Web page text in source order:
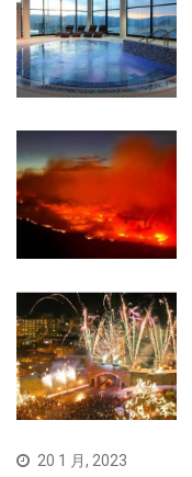
20 1 月, 2023